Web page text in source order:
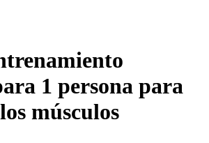
1 persona para
músculos